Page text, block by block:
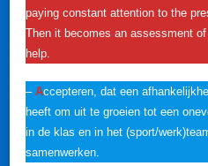
paying constant attention to the
Then it becomes an assessment
help.
– Accepteren, dat een
heeft om uit te groeien tot een
in de klas en in het (sport/
samenwerken.